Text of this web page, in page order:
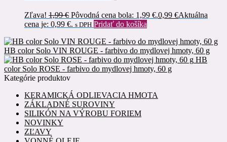
Zľava! 1,99€ Pôvodná cena bola: 1,99 €.0,99 €Aktuálna
cena je: 0,99 €. s DPH Pridať do košíka
HB color Solo VIN ROUGE - farbivo do mydlovej hmoty, 60 g
HB
color Solo ROSE - farbivo do mydlovej hmoty, 60 g
Kategórie produktov
KERAMICKÁ ODLIEVACIA HMOTA
ZÁKLADNÉ SUROVINY
SILIKÓN NA VÝROBU FORIEM
NOVINKY
ZĽAVY